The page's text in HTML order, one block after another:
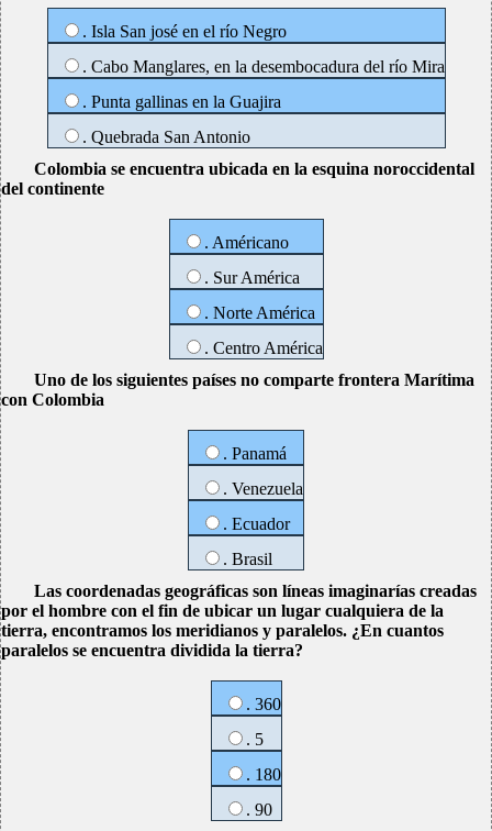
. Isla San josé en el río Negro
. Cabo Manglares, en la desembocadura del río Mira
. Punta gallinas en la Guajira
. Quebrada San Antonio
Colombia se encuentra ubicada en la esquina noroccidental
del continente
. Américano
. Sur América
. Norte América
. Centro América
Uno de los siguientes países no comparte frontera Marítima
con Colombia
. Panamá
. Venezuela
. Ecuador
. Brasil
Las coordenadas geográficas son líneas imaginarías creadas
por el hombre con el fin de ubicar un lugar cualquiera de la
tierra, encontramos los meridianos y paralelos. ¿En cuantos
paralelos se encuentra dividida la tierra?
. 360
. 5
. 180
. 90